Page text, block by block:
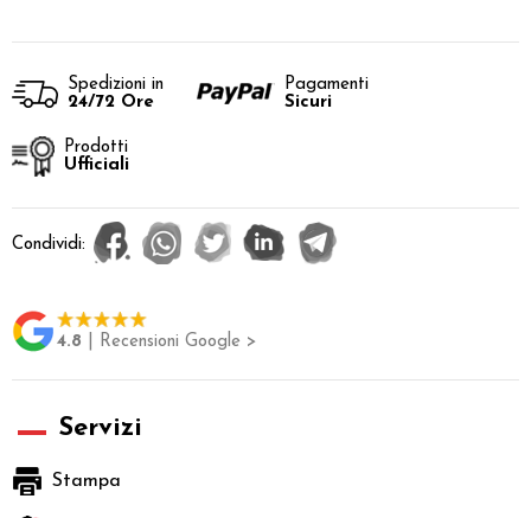
Spedizioni in
24/72 Ore
Pagamenti
Sicuri
Prodotti
Ufficiali
Condividi:
4.8 | Recensioni Google >
Servizi
Stampa